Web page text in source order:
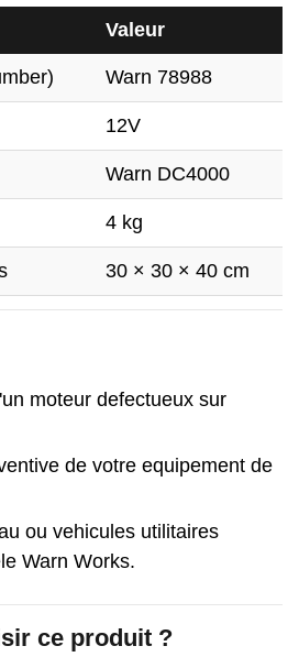
Valeur
Warn 78988
12V
Warn DC4000
4 kg
30 × 30 × 40 cm
moteur defectueux sur
de votre equipement de
ou vehicules utilitaires
Warn Works.
ce produit ?